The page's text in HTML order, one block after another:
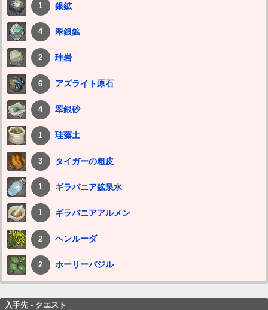
1 銀鉱
4 翠銀鉱
2 珪岩
6 アズライト原石
4 翠銀砂
1 珪藻土
3 タイガーの粗皮
1 ギラバニア鉱泉水
1 ギラバニアアルメン
2 ヘンルーダ
2 ホーリーバジル
入手先 - クエスト